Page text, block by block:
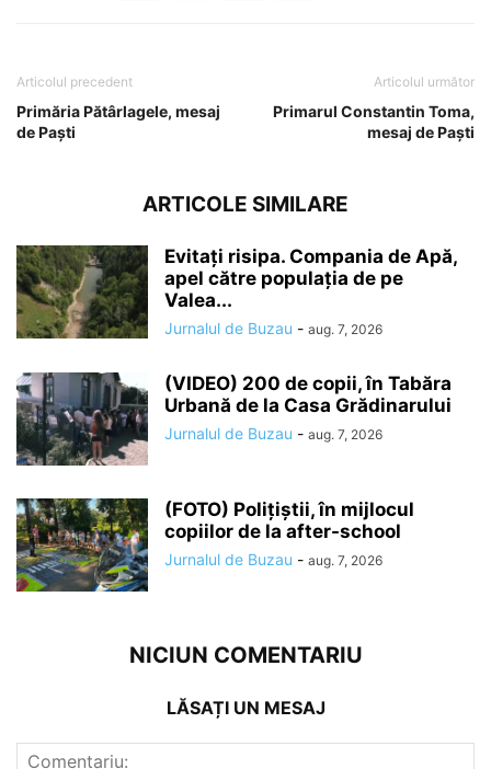
Articolul precedent
Primăria Pătârlagele, mesaj
de Paști
Articolul următor
Primarul Constantin Toma,
mesaj de Paști
ARTICOLE SIMILARE
Evitați risipa. Compania de Apă,
apel către populația de pe
Valea...
Jurnalul de Buzau - aug. 7, 2026
(VIDEO) 200 de copii, în Tabăra
Urbană de la Casa Grădinarului
Jurnalul de Buzau - aug. 7, 2026
(FOTO) Polițiștii, în mijlocul
copiilor de la after-school
Jurnalul de Buzau - aug. 7, 2026
NICIUN COMENTARIU
LĂSAȚI UN MESAJ